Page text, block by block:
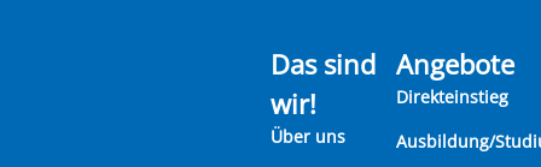
Das sind
wir!
Über uns
Angebote
Direkteinstieg
Ausbildung/